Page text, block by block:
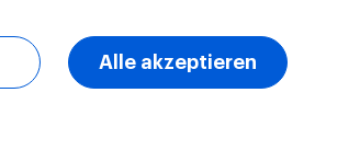
Alle akzeptieren